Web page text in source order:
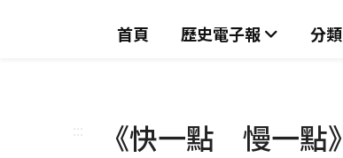
首頁 歷史電子報 分類
::: 《快一點 慢一點》